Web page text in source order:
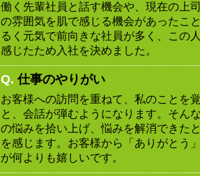
働く先輩社員と話す機会や、現在の上
の雰囲気を肌で感じる機会があったこ
るく元気で前向きな社員が多く、この
感じたため入社を決めました。
Q. 仕事のやりがい
お客様への訪問を重ねて、私のことを
と、会話が弾むようになります。そん
の悩みを拾い上げ、悩みを解消できた
を感じます。お客様から「ありがとう
が何よりも嬉しいです。